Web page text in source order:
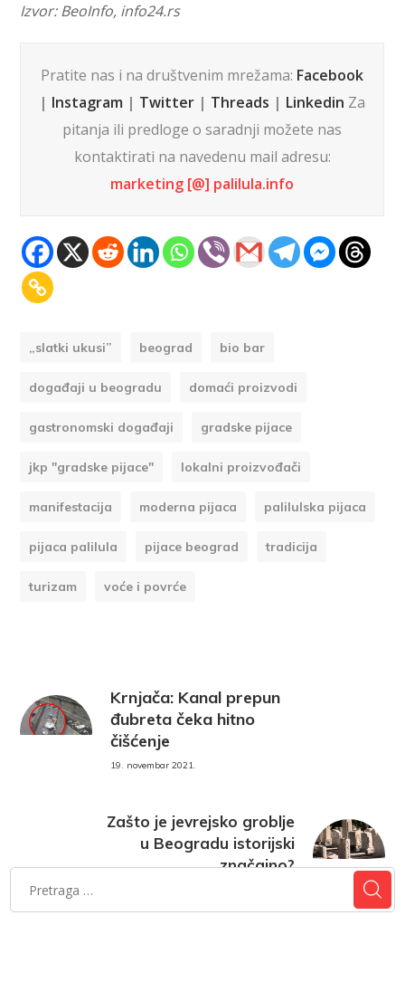
Izvor: BeoInfo, info24.rs
Pratite nas i na društvenim mrežama: Facebook
| Instagram | Twitter | Threads | Linkedin Za
pitanja ili predloge o saradnji možete nas
kontaktirati na navedenu mail adresu:
marketing [@] palilula.info
„slatki ukusi” beograd bio bar
događaji u beogradu domaći proizvodi
gastronomski događaji gradske pijace
jkp "gradske pijace" lokalni proizvođači
manifestacija moderna pijaca palilulska pijaca
pijaca palilula pijace beograd tradicija
turizam voće i povrće
Krnjača: Kanal prepun
đubreta čeka hitno
čišćenje
19. novembar 2021.
Zašto je jevrejsko groblje
u Beogradu istorijski
značajno?